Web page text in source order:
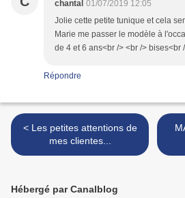
chantal 01/07/2019 12:05
Jolie cette petite tunique et cela
Marie me passer le modèle à
de 4 et 6 ans<br /> <br /> bises<br
Répondre
< Les petites attentions de
mes clientes...
Hébergé par Canalblog